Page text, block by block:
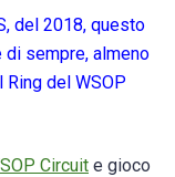
del 2018, questo
sempre, almeno
del WSOP
Circuit e gioco